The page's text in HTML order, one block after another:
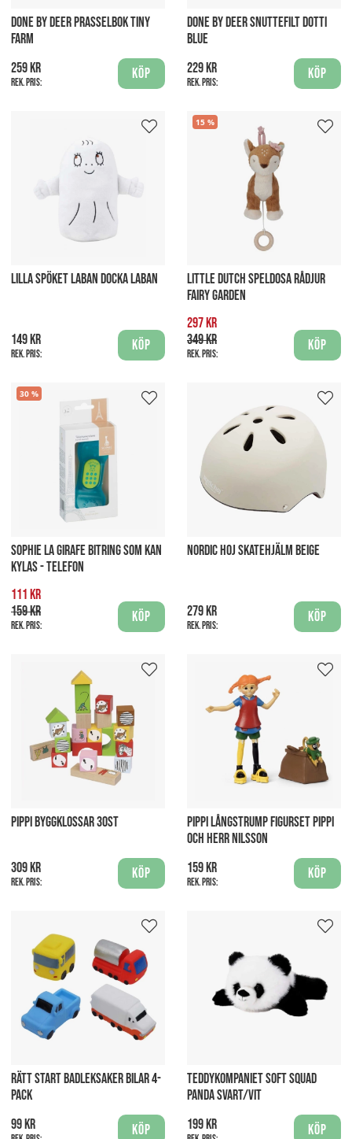
DONE BY DEER PRASSELBOK TINY
FARM
259 kr
Rek. pris:
Köp
DONE BY DEER SNUTTEFILT DOTTI
BLUE
229 kr
Rek. pris:
Köp
LILLA SPÖKET LABAN DOCKA LABAN
149 kr
Rek. pris:
Köp
15
LITTLE DUTCH SPELDOSA RÅDJUR
FAIRY GARDEN
297 kr
349 kr
Rek. pris:
Köp
30
SOPHIE LA GIRAFE BITRING SOM KAN
KYLAS - TELEFON
111 kr
159 kr
Rek. pris:
Köp
NORDIC HOJ SKATEHJÄLM BEIGE
279 kr
Rek. pris:
Köp
PIPPI BYGGKLOSSAR 30ST
309 kr
Rek. pris:
Köp
PIPPI LÅNGSTRUMP FIGURSET PIPPI
OCH HERR NILSSON
159 kr
Rek. pris:
Köp
RÄTT START BADLEKSAKER BILAR 4-
PACK
99 kr
Köp
TEDDYKOMPANIET SOFT SQUAD
PANDA SVART/VIT
199 kr
Köp